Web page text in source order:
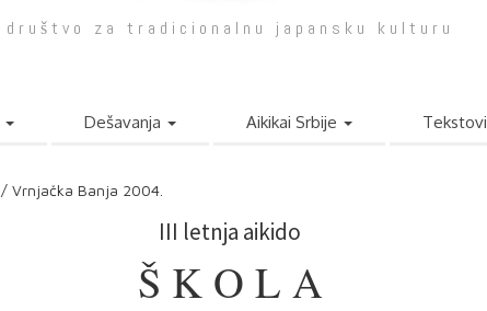
društvo za tradicionalnu japansku kulturu
Dešavanja Aikikai Srbije Tekstovi
/ Vrnjačka Banja 2004.
III letnja aikido
Š K O L A